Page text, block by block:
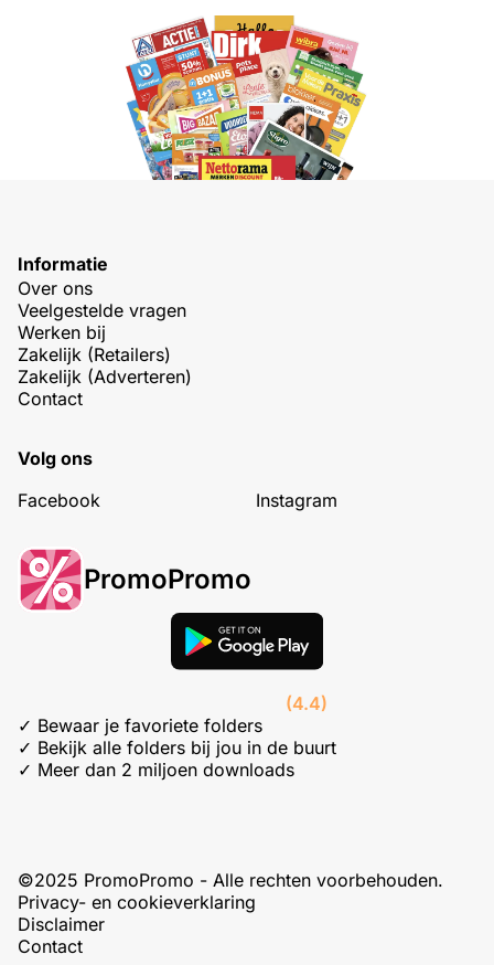
Informatie
Over ons
Veelgestelde vragen
Werken bij
Zakelijk (Retailers)
Zakelijk (Adverteren)
Contact
Volg ons
Facebook
Instagram
PromoPromo
(4.4)
✓ Bewaar je favoriete folders
✓ Bekijk alle folders bij jou in de buurt
✓ Meer dan 2 miljoen downloads
©2025 PromoPromo - Alle rechten voorbehouden.
Privacy- en cookieverklaring
Disclaimer
Contact